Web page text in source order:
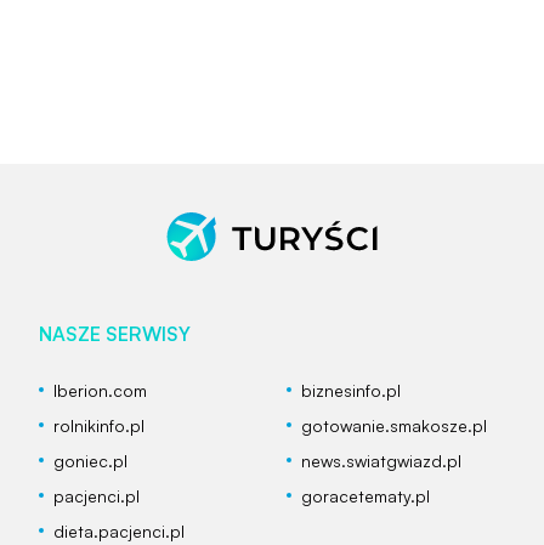
NASZE SERWISY
Iberion.com
biznesinfo.pl
rolnikinfo.pl
gotowanie.smakosze.pl
goniec.pl
news.swiatgwiazd.pl
pacjenci.pl
goracetematy.pl
dieta.pacjenci.pl